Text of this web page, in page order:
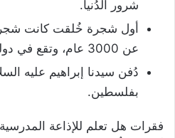
شرور الدُنيا.
أول شجرة خُلقت كانت شجرة
عن 3000 عام، وتقع في دولة اليونان.
دُفن سيدنا إبراهيم عليه
بفلسطين.
فقرات هل تعلم للإذاعة